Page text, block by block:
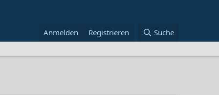
Anmelden Registrieren Suche